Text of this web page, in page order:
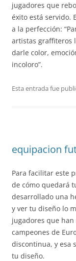
jugadores que
éxito está servido.
a la perfección:
artistas graffiteros
darle color,
incoloro”.
Esta entrada fue
equipacion
Para facilitar este
de cómo quedará
desarrollado una
y ver tu diseño lo
jugadores que
campeones de
discontinua, y esa
tu diseño.